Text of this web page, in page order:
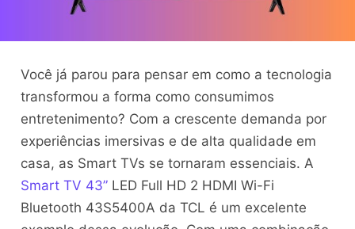
Você já parou para pensar em como a tecnologia
transformou a forma como consumimos
entretenimento? Com a crescente demanda por
experiências imersivas e de alta qualidade em
casa, as Smart TVs se tornaram essenciais. A
Smart TV 43”LED Full HD 2 HDMI Wi-Fi
Bluetooth 43S5400A da TCL é um excelente